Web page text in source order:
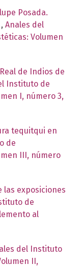
Posada.
, Anales del
Volumen
de Indios de
Instituto de
I, número 3,
tequitqui en
de
III, número
las exposiciones
de
al
del Instituto
II,